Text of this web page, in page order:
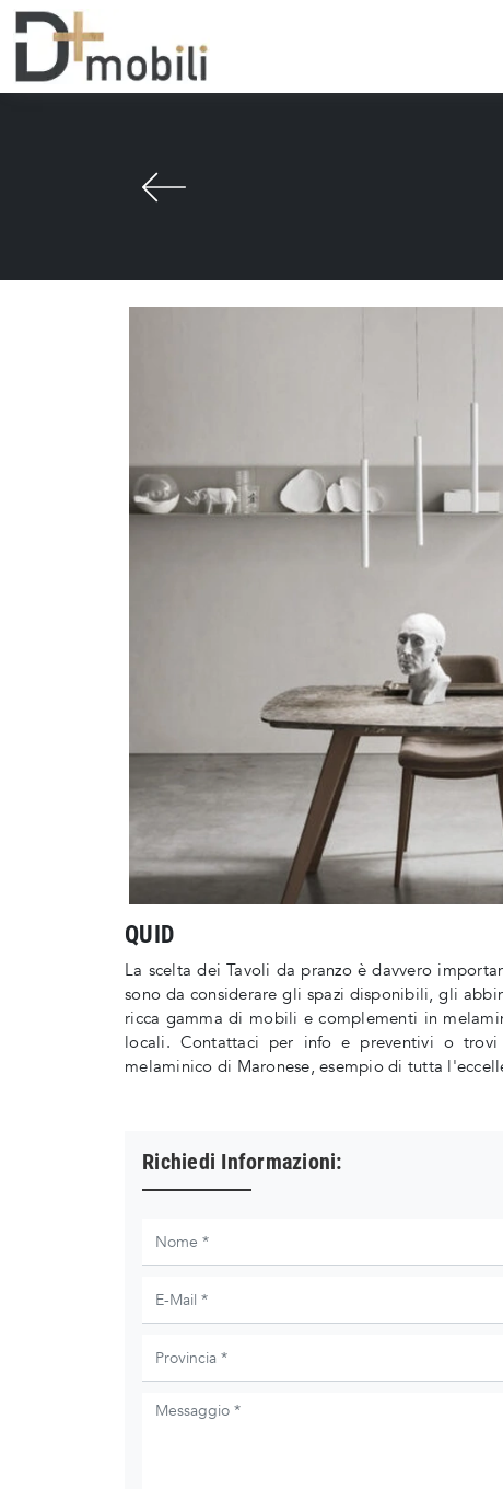
QUID
La scelta dei Tavoli da pranzo è davvero
sono da considerare gli spazi disponibili, gli
ricca gamma di mobili e complementi in
locali. Contattaci per info e preventivi o
melaminico di Maronese, esempio di tutta
Richiedi Informazioni: